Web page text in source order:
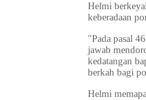
Helmi
keberadaan
"Pada pasal
jawab
kedatangan
berkah bagi
Helmi